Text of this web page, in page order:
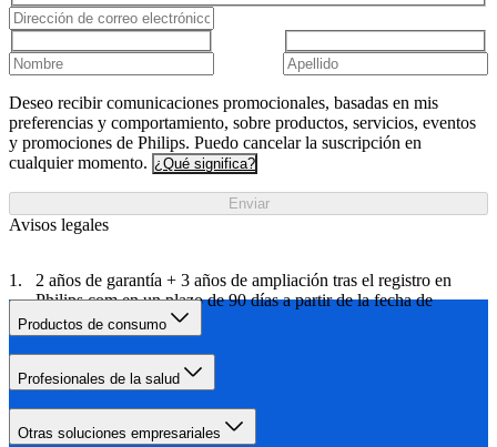
Deseo recibir comunicaciones promocionales, basadas en mis
preferencias y comportamiento, sobre productos, servicios, eventos
y promociones de Philips. Puedo cancelar la suscripción en
cualquier momento. ¿Qué significa?
Enviar
Avisos legales
2 años de garantía + 3 años de ampliación tras el registro en
Philips.com en un plazo de 90 días a partir de la fecha de
compra.​
Productos de consumo
Profesionales de la salud
Otras soluciones empresariales